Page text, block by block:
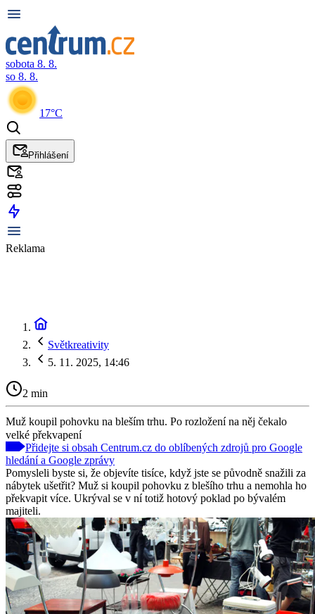
sobota 8. 8.
so 8. 8.
17°C
Přihlášení
Reklama
Světkreativity
5. 11. 2025, 14:46
2 min
Muž koupil pohovku na bleším trhu. Po rozložení na něj čekalo
velké překvapení
Přidejte si obsah Centrum.cz do oblíbených zdrojů pro Google
hledání a Google zprávy
Pomysleli byste si, že objevíte tisíce, když jste se původně snažili za
nábytek ušetřit? Muž si koupil pohovku z blešího trhu a nemohla ho
překvapit více. Ukrýval se v ní totiž hotový poklad po bývalém
majiteli.